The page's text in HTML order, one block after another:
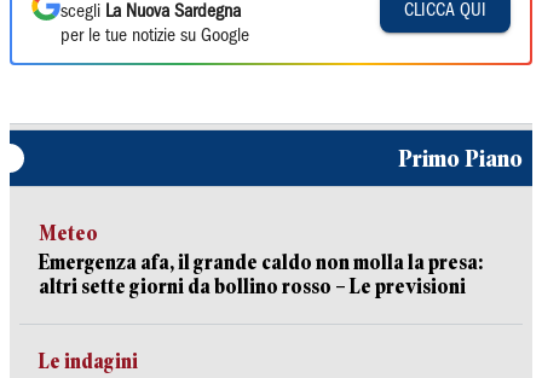
scegli La Nuova Sardegna
per le tue notizie su Google
CLICCA QUI
Primo Piano
Meteo
Emergenza afa, il grande caldo non molla la presa:
altri sette giorni da bollino rosso – Le previsioni
Le indagini